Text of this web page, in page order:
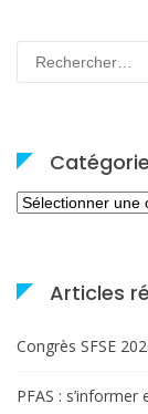
Rechercher :
Catégories
Articles
Congrès SFSE
PFAS :